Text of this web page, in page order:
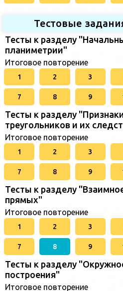
Тестовые
Тесты к разделу
планиметрии"
Итоговое повторение
1 2 3
7 8 9
Тесты к разделу
треугольников и их
Итоговое повторение
1 2 3
7 8 9
Тесты к разделу
прямых"
Итоговое повторение
1 2 3
7 8 9
Тесты к разделу
построения"
Итоговое повторение